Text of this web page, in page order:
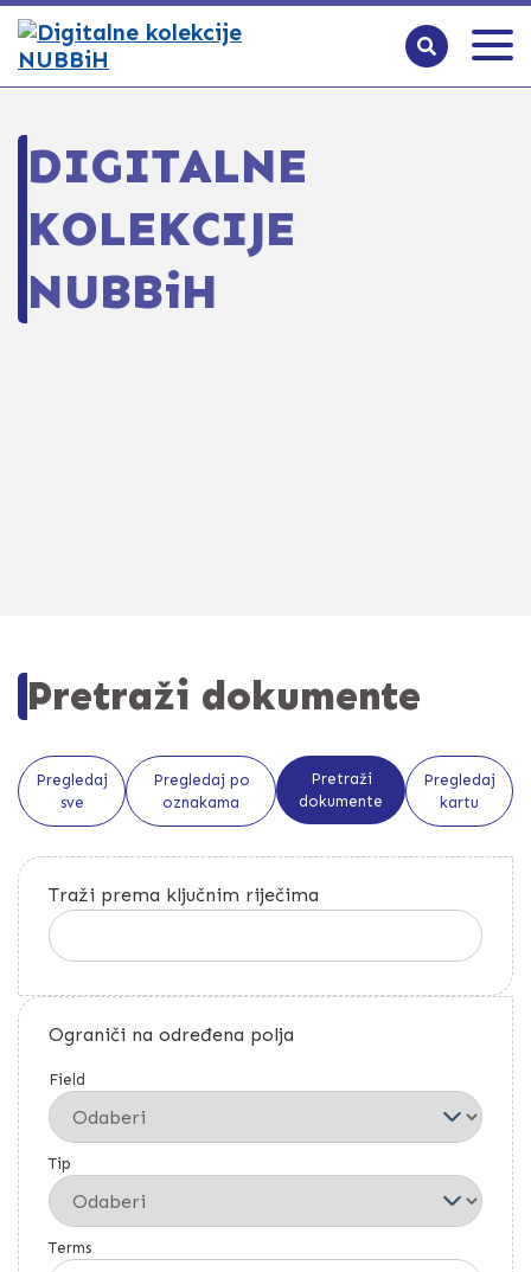
DIGITALNE
KOLEKCIJE
NUBBiH
Pretraži dokumente
Pregledaj
sve
Pregledaj po
oznakama
Pretraži
dokumente
Pregledaj
kartu
Traži prema ključnim riječima
Ograniči na određena polja
Field
Tip
Terms